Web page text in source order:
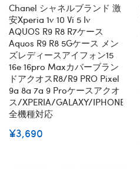
Chanel シャネルブランド 激
安xperia 1v 10 Vi 5 Iv
AQUOS R9 R8 R7ケース
Aquos R9 R8 5Gケース メン
ズレディースアイフォン15
16e 16pro Maxカバーブラン
ドアクオスR8/R9 PRO Pixel
9a 8a 7a 9 Proケースアクオ
ス/XPERIA/GALAXY/IPHONE
全機種対応
¥3,690